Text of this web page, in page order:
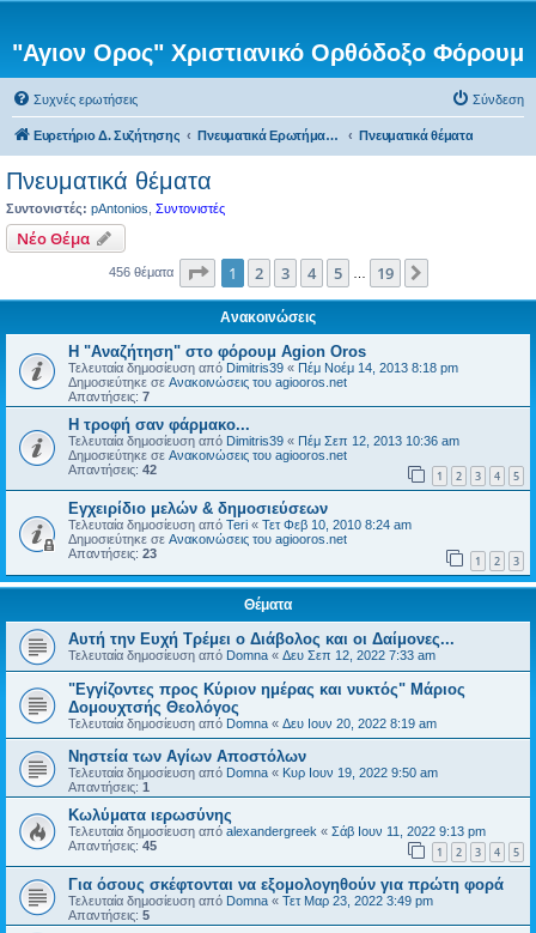
"Αγιον Ορος" Χριστιανικό Ορθόδοξο Φόρουμ
Συχνές ερωτήσεις Σύνδεση
Ευρετήριο Δ. Συζήτησης Πνευματικά Ερωτήματα προς τον π. Αντώνιο Πνευματικά θέματα
Πνευματικά θέματα
Συντονιστές: pAntonios Συντονιστές
Νέο Θέμα
456 θέματα Σελίδα από19
1 2 3 4 5 19
Ανακοινώσεις
Η "Αναζήτηση" στο φόρουμ Agion Oros
Τελευταία δημοσίευση από Dimitris39 « Πέμ Νοέμ 14, 2013 8:18 pm
Δημοσιεύτηκε σε Ανακοινώσεις του agiooros.net
Απαντήσεις: 7
H τροφή σαν φάρμακο...
Τελευταία δημοσίευση από Dimitris39 « Πέμ Σεπ 12, 2013 10:36 am
Δημοσιεύτηκε σε Ανακοινώσεις του agiooros.net
Απαντήσεις: 42 1 2 3 4 5
Εγχειρίδιο μελών & δημοσιεύσεων
Τελευταία δημοσίευση από Teri « Τετ Φεβ 10, 2010 8:24 am
Δημοσιεύτηκε σε Ανακοινώσεις του agiooros.net
Απαντήσεις: 23 1 2 3
Θέματα
Αυτή την Ευχή Τρέμει ο Διάβολος και οι Δαίμονες...
Τελευταία δημοσίευση από Domna « Δευ Σεπ 12, 2022 7:33 am
"Εγγίζοντες προς Κύριον ημέρας και νυκτός" Μάριος
Δομουχτσής Θεολόγος
Τελευταία δημοσίευση από Domna « Δευ Ιουν 20, 2022 8:19 am
Νηστεία των Αγίων Αποστόλων
Τελευταία δημοσίευση από Domna « Κυρ Ιουν 19, 2022 9:50 am
Απαντήσεις: 1
Κωλύματα ιερωσύνης
Τελευταία δημοσίευση από alexandergreek « Σάβ Ιουν 11, 2022 9:13 pm
Απαντήσεις: 45 1 2 3 4 5
Για όσους σκέφτονται να εξομολογηθούν για πρώτη φορά
Τελευταία δημοσίευση από Domna « Τετ Μαρ 23, 2022 3:49 pm
Απαντήσεις: 5